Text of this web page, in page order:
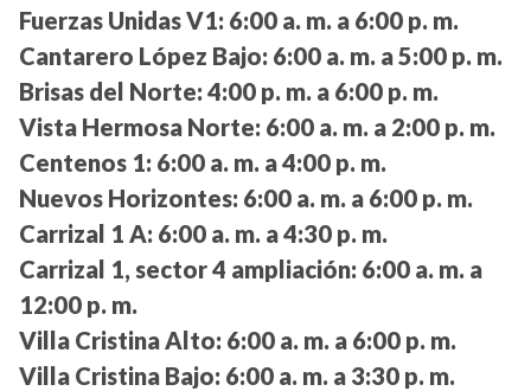
Fuerzas Unidas V1: 6:00 a. m. a 6:00 p. m.
Cantarero López Bajo: 6:00 a. m. a 5:00 p. m.
Brisas del Norte: 4:00 p. m. a 6:00 p. m.
Vista Hermosa Norte: 6:00 a. m. a 2:00 p. m.
Centenos 1: 6:00 a. m. a 4:00 p. m.
Nuevos Horizontes: 6:00 a. m. a 6:00 p. m.
Carrizal 1 A: 6:00 a. m. a 4:30 p. m.
Carrizal 1, sector 4 ampliación: 6:00 a. m. a
12:00 p. m.
Villa Cristina Alto: 6:00 a. m. a 6:00 p. m.
Villa Cristina Bajo: 6:00 a. m. a 3:30 p. m.